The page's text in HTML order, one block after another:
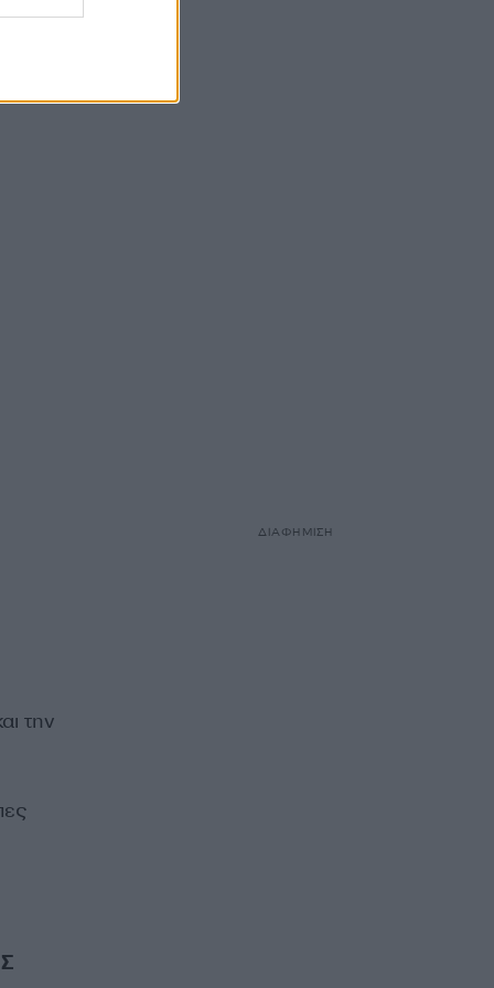
την
ΔΙΑΦΗΜΙΣΗ